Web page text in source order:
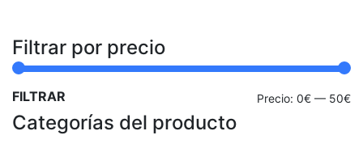
Filtrar por precio
FILTRAR Precio: 0€ — 50€
Categorías del producto